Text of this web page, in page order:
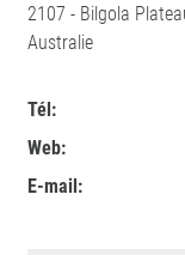
2107 - Bilgola
Australie
Tél:
Web:
E-mail: